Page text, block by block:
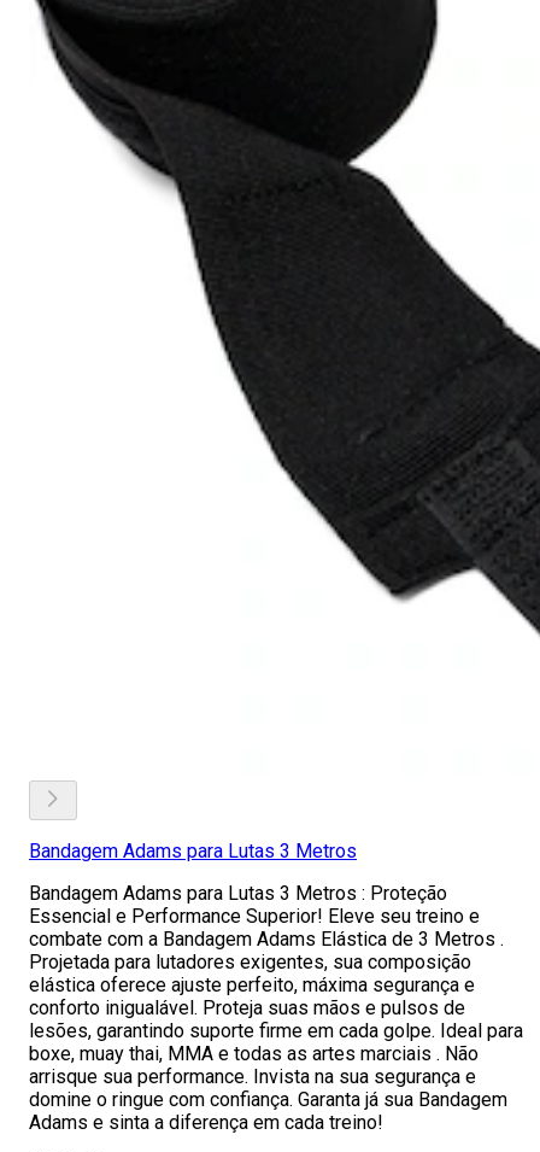
Bandagem Adams para Lutas 3 Metros
Bandagem Adams para Lutas 3 Metros : Proteção
Essencial e Performance Superior! Eleve seu treino e
combate com a Bandagem Adams Elástica de 3 Metros .
Projetada para lutadores exigentes, sua composição
elástica oferece ajuste perfeito, máxima segurança e
conforto inigualável. Proteja suas mãos e pulsos de
lesões, garantindo suporte firme em cada golpe. Ideal para
boxe, muay thai, MMA e todas as artes marciais . Não
arrisque sua performance. Invista na sua segurança e
domine o ringue com confiança. Garanta já sua Bandagem
Adams e sinta a diferença em cada treino!